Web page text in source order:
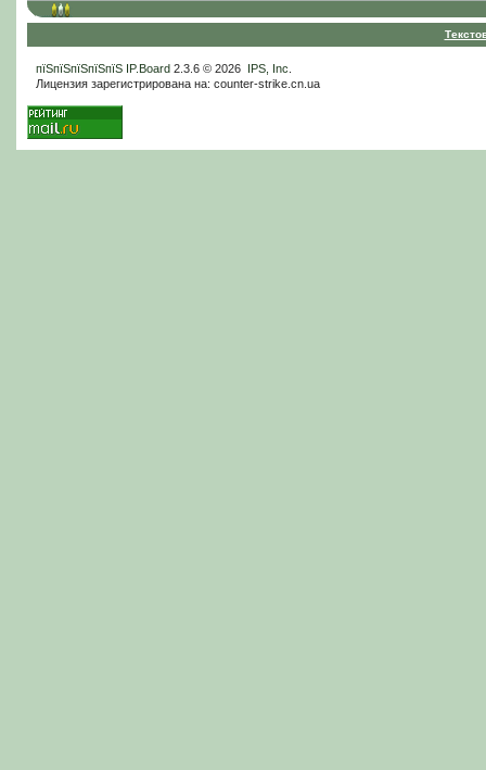
пїЅпїЅпїЅпїЅпїЅ IP.Board2.3.6 © 2026 IPS, Inc
Лицензия зарегистрирована на: counter-strike.cn.ua